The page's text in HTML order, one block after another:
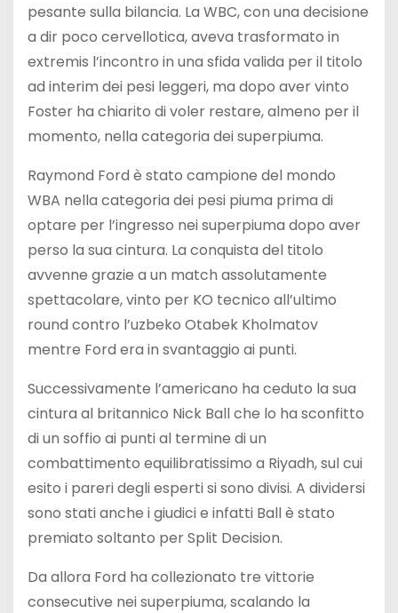
pesante sulla bilancia. La WBC, con una decisione
a dir poco cervellotica, aveva trasformato in
extremis l’incontro in una sfida valida per il titolo
ad interim dei pesi leggeri, ma dopo aver vinto
Foster ha chiarito di voler restare, almeno per il
momento, nella categoria dei superpiuma.
Raymond Ford è stato campione del mondo
WBA nella categoria dei pesi piuma prima di
optare per l’ingresso nei superpiuma dopo aver
perso la sua cintura. La conquista del titolo
avvenne grazie a un match assolutamente
spettacolare, vinto per KO tecnico all’ultimo
round contro l’uzbeko Otabek Kholmatov
mentre Ford era in svantaggio ai punti.
Successivamente l’americano ha ceduto la sua
cintura al britannico Nick Ball che lo ha sconfitto
di un soffio ai punti al termine di un
combattimento equilibratissimo a Riyadh, sul cui
esito i pareri degli esperti si sono divisi. A dividersi
sono stati anche i giudici e infatti Ball è stato
premiato soltanto per Split Decision.
Da allora Ford ha collezionato tre vittorie
consecutive nei superpiuma, scalando la